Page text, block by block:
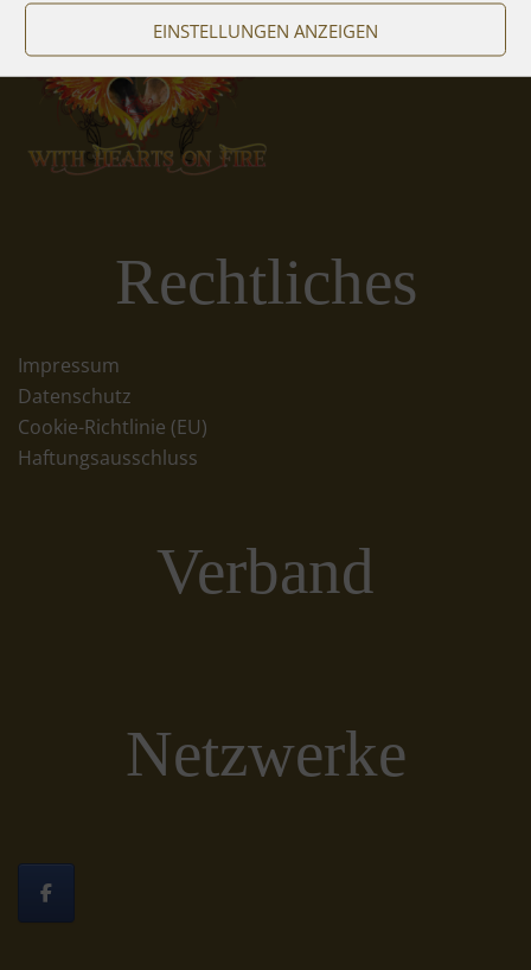
EINSTELLUNGEN ANZEIGEN
Rechtliches
Impressum
Datenschutz
Cookie-Richtlinie (EU)
Haftungsausschluss
Verband
Netzwerke